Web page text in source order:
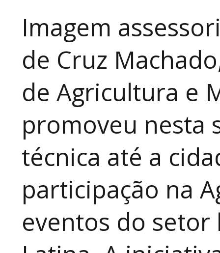
Imagem
de Cruz
de Agricultura e
promoveu nesta
técnica até a
participação na
eventos do